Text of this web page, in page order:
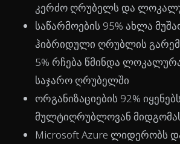
კერძო ღრუბელს და
საწარმოების 95% ახლა
ჰიბრიდული ღრუბლის
5% რჩება წმინდა
საჯარო ღრუბელში
ორგანიზაციების 92% იყენებს
მულტიღრუბლოვან
Microsoft Azure ლიდერობს